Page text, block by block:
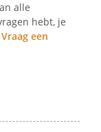
alle
hebt, je
Vraag een